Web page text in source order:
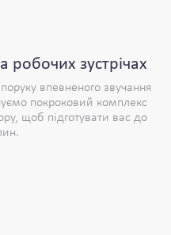
робочих зустрічах
впевненого звучання
покроковий комплекс
щоб підготувати вас до